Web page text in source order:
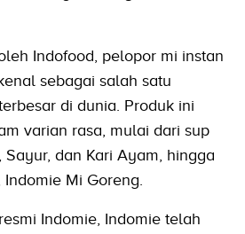
Indofood, pelopor mi instan
sebagai salah satu
di dunia. Produk ini
varian rasa, mulai dari sup
dan Kari Ayam, hingga
Mi Goreng.
Indomie, Indomie telah